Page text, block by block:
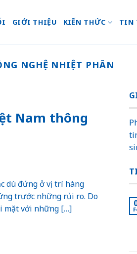
GIỚI THIỆU KIẾN THỨC TIN
NGHỆ NHIỆT PHÂN
Nam thông
dù đứng ở vị trí hàng
trước những rủi ro. Do
mặt với những […]